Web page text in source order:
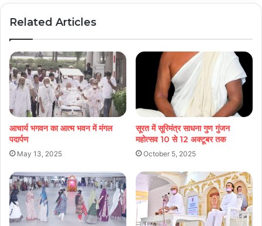
Related Articles
आचार्य भगवन का आत्म भवन में मंगल
पदार्पण
May 13, 2025
सूरत में सूरिमंत्र साधना गुण गुंजन
महोत्सव 10 से 12 अक्टूबर तक
October 5, 2025